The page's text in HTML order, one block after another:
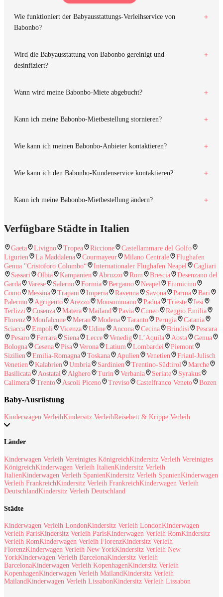
Wie funktioniert der Babyausstattungs-Verleihservice von
Babonbo?
Wird die Babyausstattung von Babonbo gereinigt und
desinfiziert?
Wann wird meine Babonbo-Miete abgebucht?
Kann ich meine Babonbo-Mietbestellung stornieren?
Wie kann ich meinen Babonbo-Anbieter kontaktieren?
Wie kann ich den Babonbo-Kundenservice kontaktieren?
Kann ich meine Babonbo-Mietbestellung ändern?
Verfügbare Städte in Italien
Gaeta Livigno Tropea Riccione
Castellammare del Golfo
Ligurien
La Maddalena Courmayeur Milano Centrale
Flughafen
Genua "Cristoforo Colombo“
Internationaler Flughafen Neapel
Cagliari
Sassari
Olbia Kampanien Abruzzo Rom Brescia
Desenzano del
Garda
Varese Salerno Formia Bergamo Neapel
Fiumicino
Como
Messina Trapani Imperia Ravenna Savona Parma
Bari
Palermo
Agrigento Arezzo Monsummano Padua Trieste
Iesi
Terlizzi
Cosenza Matera Mailand Pavia Cuneo
Reggio Emilia
Florenz
Monfalcone Meran Modena Taranto Perugia
Catania
Sciacca
Empoli Vicenza Udine Ancona Cecina Brindisi
Pescara
Pesaro
Ferrara Siena Lecce Venedig L’Aquila Aosta
Genua
Bologna
Cesena Pisa Verona Latium Lombardei
Piemont
Sizilien
Emilia-Romagna Toskana Apulien Venetien
Friaul-Julisch
Venetien
Kalabrien Umbria Sardinien Trentino-Südtirol
Marche
Basilicata
Aostatal Alghero Turin Verbania Seriate
Syrakus
Calimera
Trento Ascoli Piceno Treviso Castelfranco Veneto Bozen
Baby-Ausrüstung
Kinderwagen VerleihKindersitz VerleihReisebett & Krippe Verleih
Länder
Kinderwagen Verleih Vereinigtes KönigreichKindersitz Verleih Vereinigtes
KönigreichKinderwagen Verleih ItalienKindersitz Verleih
ItalienKinderwagen Verleih SpanienKindersitz Verleih SpanienKinderwagen
Verleih FrankreichKindersitz Verleih FrankreichKinderwagen Verleih
DeutschlandKindersitz Verleih Deutschland
Städte
Kinderwagen Verleih LondonKindersitz Verleih LondonKinderwagen
Verleih ParisKindersitz Verleih ParisKinderwagen Verleih RomKindersitz
Verleih RomKinderwagen Verleih FlorenzKindersitz Verleih
FlorenzKinderwagen Verleih New YorkKindersitz Verleih New
YorkKinderwagen Verleih BarcelonaKindersitz Verleih
BarcelonaKinderwagen Verleih KopenhagenKindersitz Verleih
KopenhagenKinderwagen Verleih MailandKindersitz Verleih
MailandKinderwagen Verleih LissabonKindersitz Verleih Lissabon